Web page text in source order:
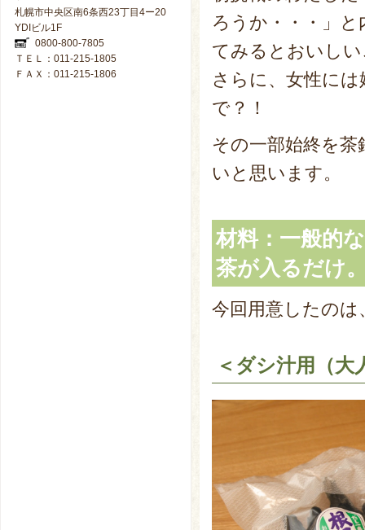
ろうか・・・」
てみるとおいし
さらに、女性に
で？！
その一部始終を
いと思います。
材料：一般的
茶が入るだけ
今回用意したのは
＜ダシ汁用（大
札幌市中央区南6条西23丁目4ー20
YDIビル1F
0800-800-7805
ＴＥＬ：011-215-1805
ＦＡＸ：011-215-1806